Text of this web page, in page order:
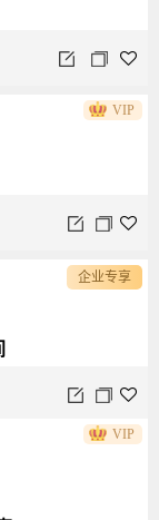
VIP
企业专享
VIP